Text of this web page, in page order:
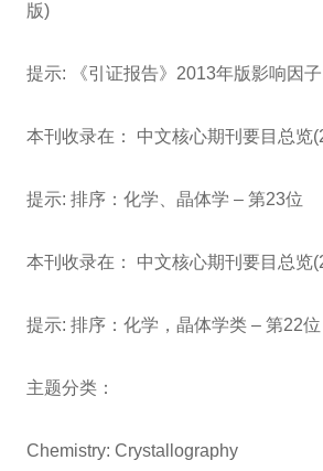
版)
提示: 《引证报告》2013年版影响因
本刊收录在： 中文核心期刊要目总览
提示: 排序：化学、晶体学 – 第23位
本刊收录在： 中文核心期刊要目总览
提示: 排序：化学，晶体学类 – 第22位
主题分类：
Chemistry: Crystallography